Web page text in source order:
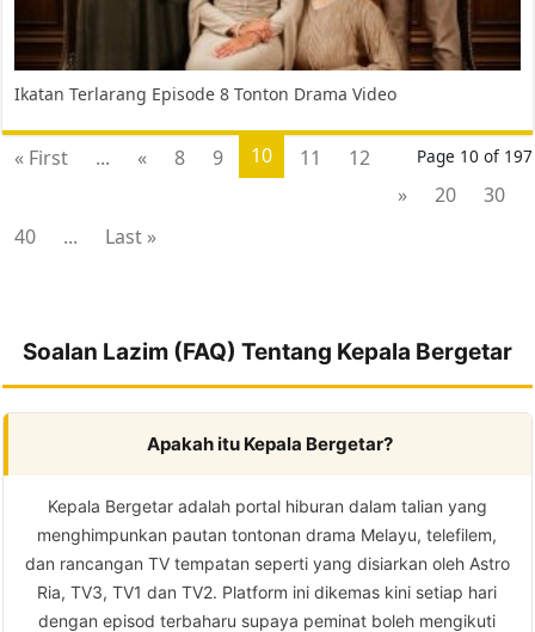
Ikatan Terlarang Episode 8 Tonton Drama Video
Page 10 of 197
« First ... « 8 9 10 11
12
»
20
30
40
... Last »
Soalan Lazim (FAQ) Tentang Kepala Bergetar
Apakah itu Kepala Bergetar?
Kepala Bergetar adalah portal hiburan dalam talian yang
menghimpunkan pautan tontonan drama Melayu, telefilem,
dan rancangan TV tempatan seperti yang disiarkan oleh Astro
Ria, TV3, TV1 dan TV2. Platform ini dikemas kini setiap hari
dengan episod terbaharu supaya peminat boleh mengikuti